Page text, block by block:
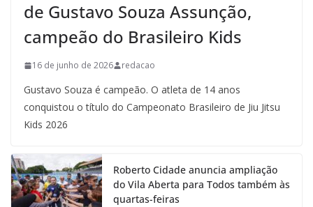
de Gustavo Souza Assunção,
campeão do Brasileiro Kids
16 de junho de 2026 redacao
Gustavo Souza é campeão. O atleta de 14 anos
conquistou o título do Campeonato Brasileiro de Jiu Jitsu
Kids 2026
Roberto Cidade anuncia ampliação
do Vila Aberta para Todos também às
quartas-feiras